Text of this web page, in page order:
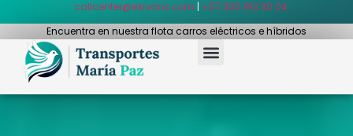
callcenter@esivans.com | +57 300 913 30 04
Encuentra en nuestra flota carros eléctricos e híbridos